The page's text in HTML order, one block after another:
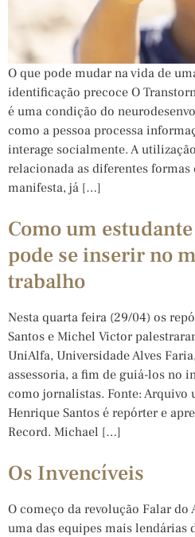
O que pode mudar na vida de
identificação precoce O
é uma condição do
como a pessoa processa
interage socialmente. A
relacionada as diferentes formas
manifesta, já […]
Como um
pode se inserir no
trabalho
Nesta quarta feira (29/04) os
Santos e Michel Victor
UniAlfa, Universidade Alves
assessoria, a fim de guiá-los no
como jornalistas. Fonte: Arquivo
Henrique Santos é repórter e
Record. Michael […]
Os Invencíveis
O começo da revolução Falar do
uma das equipes mais lendárias